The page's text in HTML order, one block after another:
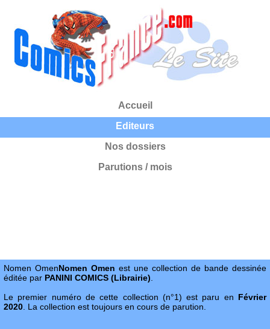
Accueil
Editeurs
Nos dossiers
Parutions / mois
Nomen OmenNomen Omen est une collection de bande dessinée
éditée par PANINI COMICS (Librairie)
Le premier numéro de cette collection (n°1) est paru en Février
2020 . La collection est toujours en cours de parution.